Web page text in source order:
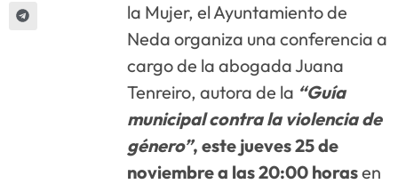
la Mujer, el Ayuntamiento de
Neda organiza una conferencia a
cargo de la abogada Juana
Tenreiro, autora de la “Guía
municipal contra la violencia de
género”, este jueves 25 de
noviembre a las 20:00 horasen